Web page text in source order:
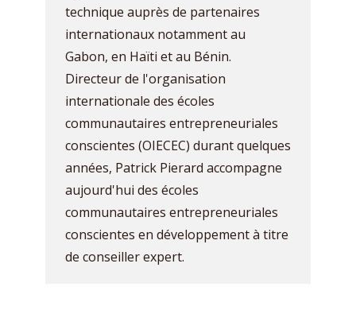
technique auprès de partenaires
internationaux notamment au
Gabon, en Haïti et au Bénin.
Directeur de l'organisation
internationale des écoles
communautaires entrepreneuriales
conscientes (OIECEC) durant quelques
années, Patrick Pierard accompagne
aujourd'hui des écoles
communautaires entrepreneuriales
conscientes en développement à titre
de conseiller expert.